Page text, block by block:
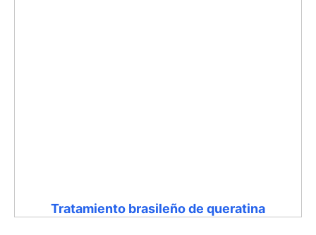
Tratamiento brasileño de queratina